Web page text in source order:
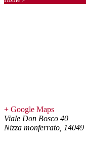
+ Google Maps
Viale Don Bosco 40
Nizza monferrato 14049